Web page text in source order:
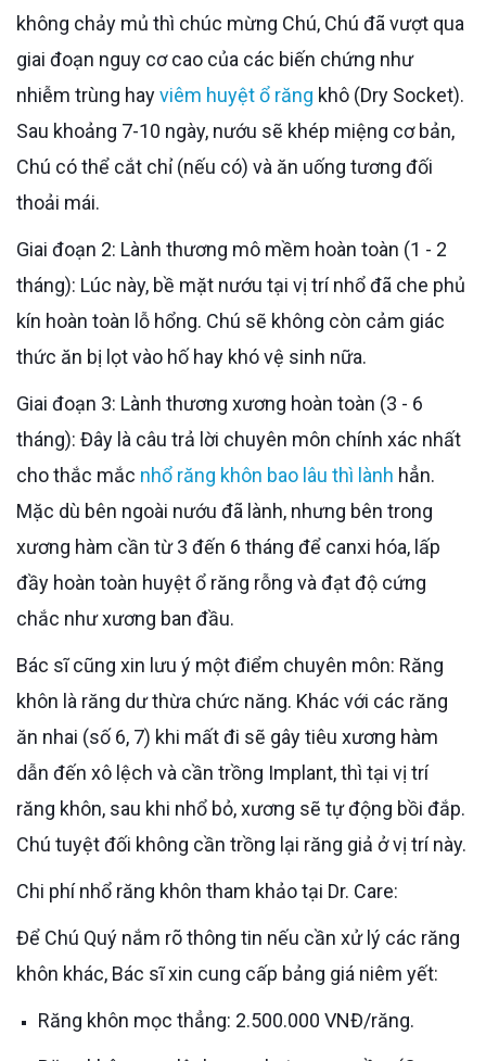
không chảy mủ thì chúc mừng Chú, Chú đã vượt qua
giai đoạn nguy cơ cao của các biến chứng như
nhiễm trùng hayviêm huyệt ổ răng khô (Dry Socket).
Sau khoảng 7-10 ngày, nướu sẽ khép miệng cơ bản,
Chú có thể cắt chỉ (nếu có) và ăn uống tương đối
thoải mái.
Giai đoạn 2: Lành thương mô mềm hoàn toàn (1 - 2
tháng): Lúc này, bề mặt nướu tại vị trí nhổ đã che phủ
kín hoàn toàn lỗ hổng. Chú sẽ không còn cảm giác
thức ăn bị lọt vào hố hay khó vệ sinh nữa.
Giai đoạn 3: Lành thương xương hoàn toàn (3 - 6
tháng): Đây là câu trả lời chuyên môn chính xác nhất
cho thắc mắc nhổ răng khôn bao lâu thì lành hẳn.
Mặc dù bên ngoài nướu đã lành, nhưng bên trong
xương hàm cần từ 3 đến 6 tháng để canxi hóa, lấp
đầy hoàn toàn huyệt ổ răng rỗng và đạt độ cứng
chắc như xương ban đầu.
Bác sĩ cũng xin lưu ý một điểm chuyên môn: Răng
khôn là răng dư thừa chức năng. Khác với các răng
ăn nhai (số 6, 7) khi mất đi sẽ gây tiêu xương hàm
dẫn đến xô lệch và cần trồng Implant, thì tại vị trí
răng khôn, sau khi nhổ bỏ, xương sẽ tự động bồi đắp.
Chú tuyệt đối không cần trồng lại răng giả ở vị trí này.
Chi phí nhổ răng khôn tham khảo tại Dr. Care:
Để Chú Quý nắm rõ thông tin nếu cần xử lý các răng
khôn khác, Bác sĩ xin cung cấp bảng giá niêm yết:
Răng khôn mọc thẳng: 2.500.000 VNĐ/răng.